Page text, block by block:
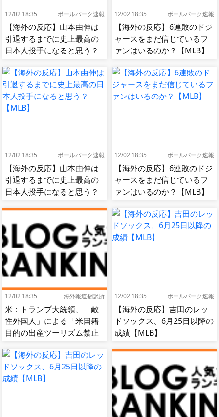
12/02 18:35 ボールパーク速報
【海外の反応】山本由伸は
引退するまでに史上最高の
日本人投手になると思う？
12/02 18:35 ボールパーク速報
【海外の反応】6連敗のドジ
ャースをまだ信じているフ
ァンはいるのか？【MLB】
12/02 18:35 ボールパーク速報
【海外の反応】山本由伸は
引退するまでに史上最高の
日本人投手になると思う？
12/02 18:35 ボールパーク速報
【海外の反応】6連敗のドジ
ャースをまだ信じているフ
ァンはいるのか？【MLB】
12/02 18:35 海外報道翻訳所
米：トランプ大統領、「敵
性外国人」による「米国籍
目的の出産ツーリズム禁止
へ[海外の反応]
12/02 18:35 ボールパーク速報
【海外の反応】吉田のレッ
ドソックス、6月25日以降の
成績【MLB】